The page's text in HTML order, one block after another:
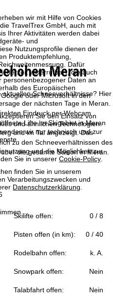
wir mit Hilfe von Cookies
TravelTrex GmbH, auch mit
Ihrer Aktivitäten werden dabei
und
Nutzungsprofile dienen der
Produktempfehlung,
Dafür
widerrufbar), die auch
personenbezogener Daten an
des Europäischen
oder Microsoft in den
Sie den Einsatz von
und ähnlichen Technologien.
wir nur technisch und zur
und die Möglichkeit zur
Sie in unsererCookie-Policy
finden Sie in unserem
Verarbeitungszwecken und
Datenschutzerklärung
Meran
Schneeverhältnisse? Hier
der nächsten Tage in Meran.
Eindruck per Webcam
Lifte im Skigebiet in Meran
und im Tal angezeigt. Das
zu den Schneeverhältnissen des
die gesamte Saison in Meran.
Skilifte offen: 0 / 8
Pisten offen (in km): 0 / 40
Rodelbahn offen: k. A.
Snowpark offen: Nein
Talabfahrt offen: Nein